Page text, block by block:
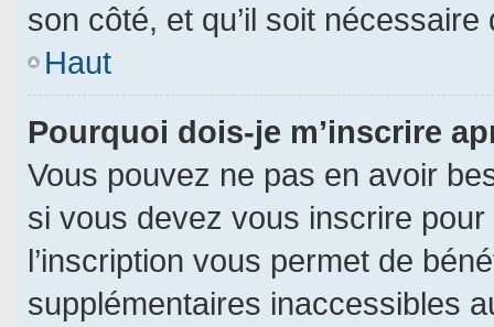
son côté, et qu’il soit nécessaire
Haut
Pourquoi dois-je m’inscrire
Vous pouvez ne pas en avoir
si vous devez vous inscrire
l’inscription vous permet de
supplémentaires inaccessibles